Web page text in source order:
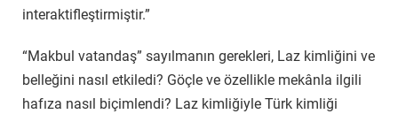
interaktifleştirmiştir.”
“Makbul vatandaş” sayılmanın gerekleri, Laz kimliğini ve
belleğini nasıl etkiledi? Göçle ve özellikle mekânla ilgili
hafıza nasıl biçimlendi? Laz kimliğiyle Türk kimliği